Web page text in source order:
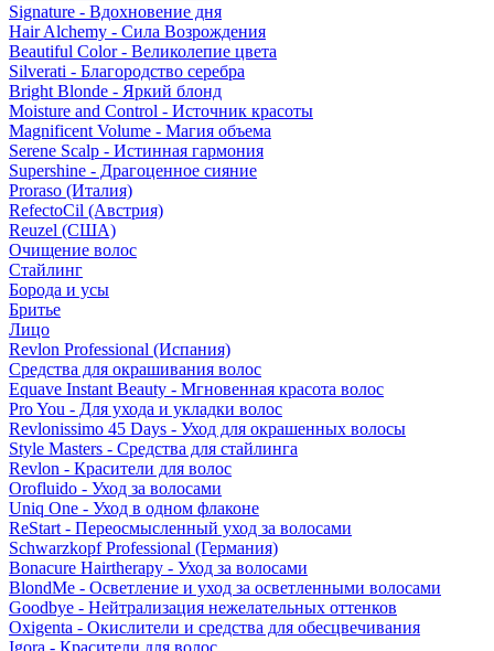
Signature - Вдохновение дня
Hair Alchemy - Сила Возрождения
Beautiful Color - Великолепие цвета
Silverati - Благородство серебра
Bright Blonde - Яркий блонд
Moisture and Control - Источник красоты
Magnificent Volume - Магия объема
Serene Scalp - Истинная гармония
Supershine - Драгоценное сияние
Proraso (Италия)
RefectoCil (Австрия)
Reuzel (США)
Очищение волос
Стайлинг
Борода и усы
Бритье
Лицо
Revlon Professional (Испания)
Средства для окрашивания волос
Equave Instant Beauty - Мгновенная красота волос
Pro You - Для ухода и укладки волос
Revlonissimo 45 Days - Уход для окрашенных волосы
Style Masters - Средства для стайлинга
Revlon - Красители для волос
Orofluido - Уход за волосами
Uniq One - Уход в одном флаконе
ReStart - Переосмысленный уход за волосами
Schwarzkopf Professional (Германия)
Bonacure Hairtherapy - Уход за волосами
BlondMe - Осветление и уход за осветленными волосами
Goodbye - Нейтрализация нежелательных оттенков
Oxigenta - Окислители и средства для обесцвечивания
Igora - Красители для волос